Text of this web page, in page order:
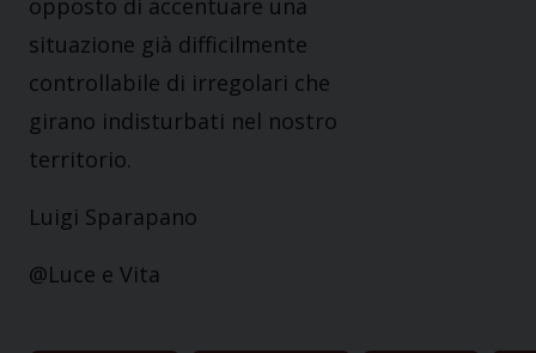
opposto di accentuare una
situazione già difficilmente
controllabile di irregolari che
girano indisturbati nel nostro
territorio.
Luigi Sparapano
@Luce e Vita